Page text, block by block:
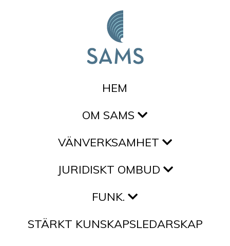
HEM
OM SAMS
VÄNVERKSAMHET
JURIDISKT OMBUD
FUNK.
STÄRKT KUNSKAPSLEDARSKAP